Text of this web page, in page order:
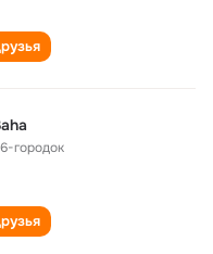
городок